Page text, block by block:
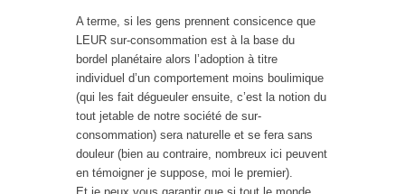
A terme, si les gens prennent consicence que
LEUR sur-consommation est à la base du
bordel planétaire alors l’adoption à titre
individuel d’un comportement moins boulimique
(qui les fait dégueuler ensuite, c’est la notion du
tout jetable de notre société de sur-
consommation) sera naturelle et se fera sans
douleur (bien au contraire, nombreux ici peuvent
en témoigner je suppose, moi le premier).